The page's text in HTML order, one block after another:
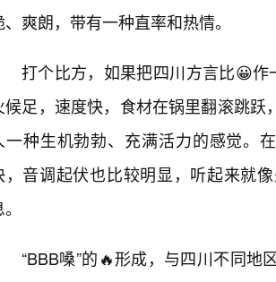
、爽朗，带有一种直率和热情。
打个比方，如果把四川方言比😀作
候足，速度快，食材在锅里翻滚跳
一种生机勃勃、充满活力的感觉。
，音调起伏也比较明显，听起来就
“BBB嗓”的🔥形成，与四川不同